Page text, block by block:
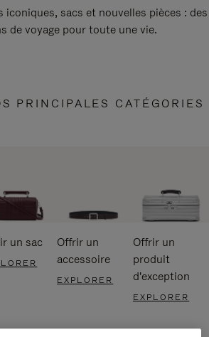
iconiques, sacs et nouvelles pièces : des
de voyage pour toute une vie.
PRINCIPALES CATÉGORIES
un sac
Offrir un
accessoire
EXPLORER
Offrir un
produit
d'exception
EXPLORER